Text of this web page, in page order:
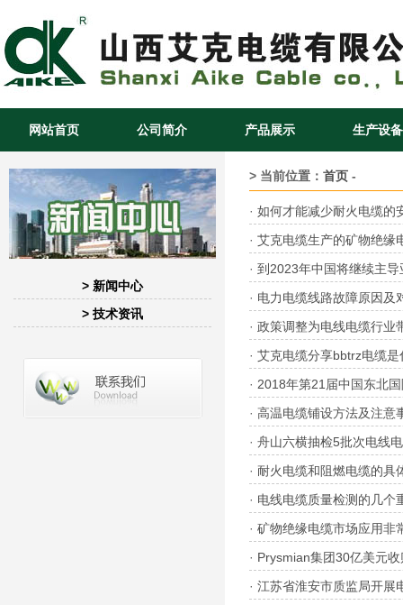
网站首页 公司简介 产品展示 生产设备
> 新闻中心
> 技术资讯
> 当前位置： 首页 -
· 如何才能减少耐火电缆的
· 艾克电缆生产的矿物绝缘
· 到2023年中国将继续主
· 电力电缆线路故障原因及
· 政策调整为电线电缆行业
· 艾克电缆分享bbtrz电缆是
· 2018年第21届中国东北
· 高温电缆铺设方法及注意
· 舟山六横抽检5批次电线
· 耐火电缆和阻燃电缆的具
· 电线电缆质量检测的几个
· 矿物绝缘电缆市场应用非
· Prysmian集团30亿美元
· 江苏省淮安市质监局开展